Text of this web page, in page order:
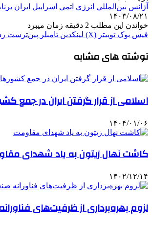
آژانس بين‌المللي انرژي اتمي اسراييل ايران
۱۴۰۳/۰۸/۲۱
خواندن این مطلب 2 دقیقه زمان میبرد
فیس بوک توییتر (X) لینکدین ‫تامبلر ‫پین‌ترست
نوشته های مشابه
اسلامی از قرار گرفتن ایران در جمع
۱۴۰۴/۰۱/۰۶
کاشت نهال زیتون به یاد شهدای
۱۴۰۲/۱۲/۱۴
لزوم بهره‌برداری از ظرفیت‌های